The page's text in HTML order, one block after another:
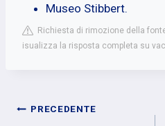
Museo Stibbert.
Richiesta di rimozione della
isualizza la risposta completa su
Navigazione
PRECEDENTE